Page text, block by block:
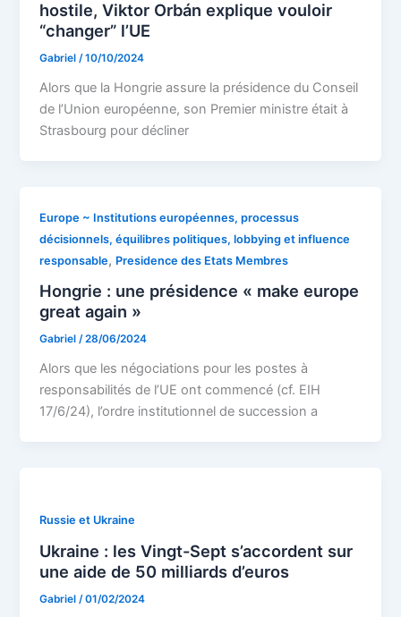
hostile, Viktor Orbán explique vouloir
“changer” l’UE
Gabriel/10/10/2024
Alors que la Hongrie assure la présidence du Conseil
de l’Union européenne, son Premier ministre était à
Strasbourg pour décliner
Europe ~ Institutions européennes, processus
décisionnels, équilibres politiques, lobbying et influence
responsable, Presidence des Etats Membres
Hongrie : une présidence « make europe
great again »
Gabriel/28/06/2024
Alors que les négociations pour les postes à
responsabilités de l’UE ont commencé (cf. EIH
17/6/24), l’ordre institutionnel de succession a
Russie et Ukraine
Ukraine : les Vingt-Sept s’accordent sur
une aide de 50 milliards d’euros
Gabriel /01/02/2024